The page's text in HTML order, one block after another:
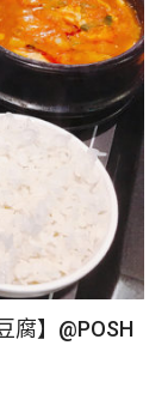
腐】@POSH